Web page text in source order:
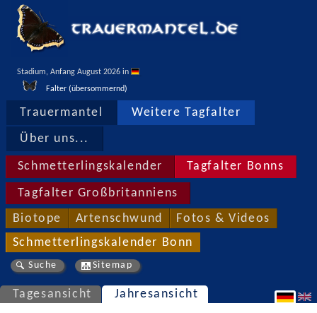
Stadium, Anfang August 2026 in
Falter (übersommernd)
Trauermantel Weitere Tagfalter
Über uns...
Schmetterlingskalender Tagfalter Bonns
Tagfalter Großbritanniens
Biotope Artenschwund Fotos & Videos
Schmetterlingskalender Bonn
Suche Sitemap
Tagesansicht Jahresansicht